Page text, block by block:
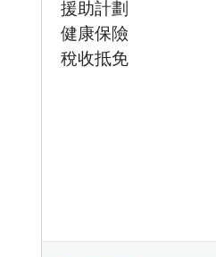
援助計劃
健康保險
稅收抵免